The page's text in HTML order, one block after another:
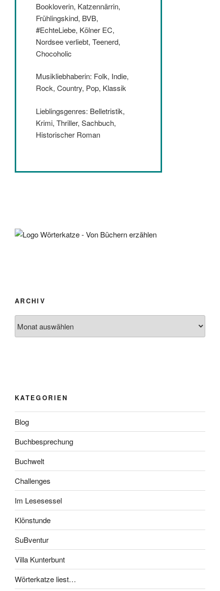
Bookloverin, Katzennärrin,
Frühlingskind, BVB,
#EchteLiebe, Kölner EC,
Nordsee verliebt, Teenerd,
Chocoholic
Musikliebhaberin: Folk, Indie,
Rock, Country, Pop, Klassik
Lieblingsgenres: Belletristik,
Krimi, Thriller, Sachbuch,
Historischer Roman
ARCHIV
KATEGORIEN
Blog
Buchbesprechung
Buchwelt
Challenges
Im Lesesessel
Klönstunde
SuBventur
Villa Kunterbunt
Wörterkatze liest…